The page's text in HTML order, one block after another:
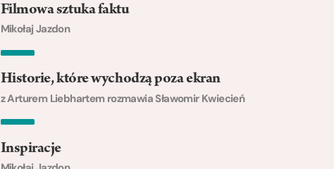
Filmowa sztuka faktu
Mikołaj Jazdon
Historie, które wychodzą poza ekran
z Arturem Liebhartem rozmawia Sławomir Kwiecień
Inspiracje